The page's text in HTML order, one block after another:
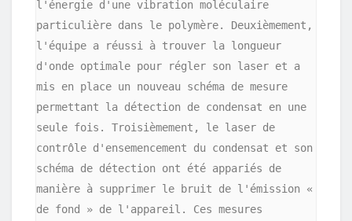
l'énergie d'une vibration moléculaire
particulière dans le polymère. Deuxièmement,
l'équipe a réussi à trouver la longueur
d'onde optimale pour régler son laser et a
mis en place un nouveau schéma de mesure
permettant la détection de condensat en une
seule fois. Troisièmement, le laser de
contrôle d'ensemencement du condensat et son
schéma de détection ont été appariés de
manière à supprimer le bruit de l'émission «
de fond » de l'appareil. Ces mesures